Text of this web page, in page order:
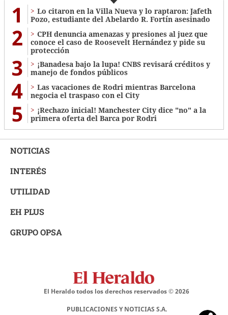
1
Lo citaron en la Villa Nueva y lo raptaron: Jafeth
Pozo, estudiante del Abelardo R. Fortín asesinado
2
CPH denuncia amenazas y presiones al juez que
conoce el caso de Roosevelt Hernández y pide su
protección
3
¡Banadesa bajo la lupa! CNBS revisará créditos y
manejo de fondos públicos
4
Las vacaciones de Rodri mientras Barcelona
negocia el traspaso con el City
5
¡Rechazo inicial! Manchester City dice "no" a la
primera oferta del Barca por Rodri
NOTICIAS
INTERÉS
UTILIDAD
EH PLUS
GRUPO OPSA
El Heraldo todos los derechos reservados ©2026
PUBLICACIONES Y NOTICIAS S.A.